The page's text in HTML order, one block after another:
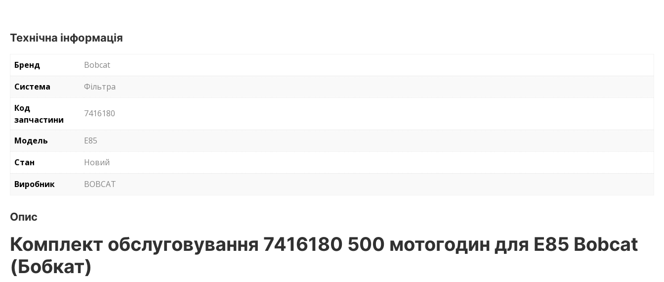
Технічна інформація
Бренд
Bobcat
Система
Фільтра
Код
запчастини
7416180
Модель
E85
Стан
Новий
Виробник
BOBCAT
Опис
Комплект обслуговування 7416180 500 мотогодин для E85 Bobcat
(Бобкат)